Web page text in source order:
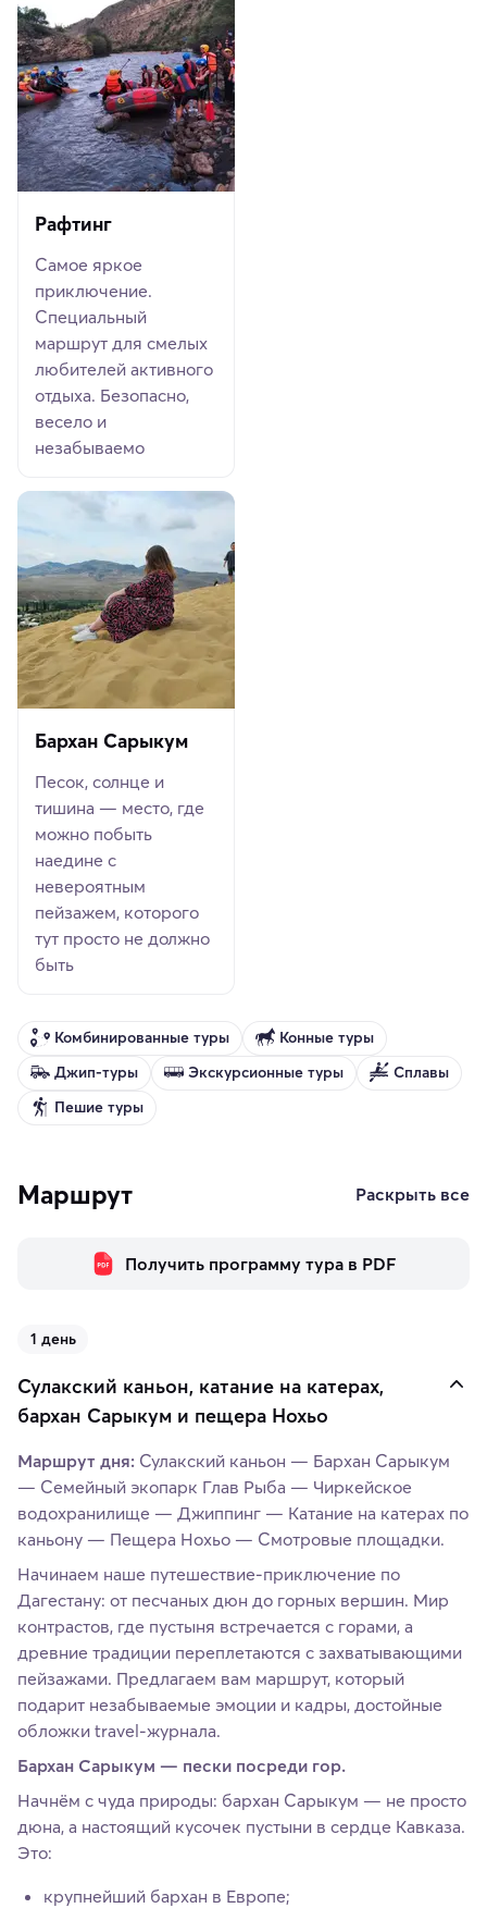
Рафтинг
Самое яркое
приключение.
Специальный
маршрут для смелых
любителей активного
отдыха. Безопасно,
весело и
незабываемо
Бархан Сарыкум
Песок, солнце и
тишина — место, где
можно побыть
наедине с
невероятным
пейзажем, которого
тут просто не должно
быть
Комбинированные туры
Конные туры
Джип-туры
Экскурсионные туры
Сплавы
Пешие туры
Маршрут Раскрыть все
Получить программу тура в PDF
1 день
Сулакский каньон, катание на катерах,
бархан Сарыкум и пещера Нохьо
Маршрут дня: Сулакский каньон — Бархан Сарыкум
— Семейный экопарк Глав Рыба — Чиркейское
водохранилище — Джиппинг — Катание на катерах по
каньону — Пещера Нохьо — Смотровые площадки.
Начинаем наше путешествие‑приключение по
Дагестану: от песчаных дюн до горных вершин. Мир
контрастов, где пустыня встречается с горами, а
древние традиции переплетаются с захватывающими
пейзажами. Предлагаем вам маршрут, который
подарит незабываемые эмоции и кадры, достойные
обложки travel‑журнала.
Бархан Сарыкум — пески посреди гор.
Начнём с чуда природы: бархан Сарыкум — не просто
дюна, а настоящий кусочек пустыни в сердце Кавказа.
Это:
крупнейший бархан в Европе;